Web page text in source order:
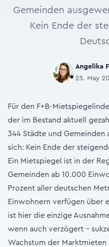
Gemeinden
Kein Ende der
Angelika
25. May
Für den F+B-
der im Bestand aktuell
344 Städte und
sich: Kein Ende der
Ein Mietspiegel ist in der
Gemeinden ab 10.000
Prozent aller deutschen
Einwohnern verfügen über
ist hier die einzige
wenn auch verzögert –
Wachstum der Marktmieten